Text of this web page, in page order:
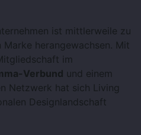
ist mittlerweile zu
herangewachsen. Mit
im
Verbund und einem
Netzwerk hat sich Living
Designlandschaft